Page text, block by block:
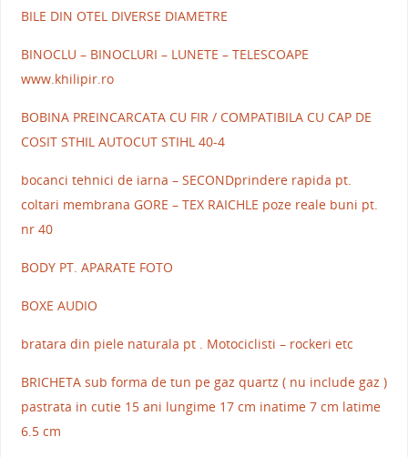
BILE DIN OTEL DIVERSE DIAMETRE
BINOCLU – BINOCLURI – LUNETE – TELESCOAPE
www.khilipir.ro
BOBINA PREINCARCATA CU FIR / COMPATIBILA CU CAP DE
COSIT STHIL AUTOCUT STIHL 40-4
bocanci tehnici de iarna – SECONDprindere rapida pt.
coltari membrana GORE – TEX RAICHLE poze reale buni pt.
nr 40
BODY PT. APARATE FOTO
BOXE AUDIO
bratara din piele naturala pt . Motociclisti – rockeri etc
BRICHETA sub forma de tun pe gaz quartz ( nu include gaz )
pastrata in cutie 15 ani lungime 17 cm inatime 7 cm latime
6.5 cm